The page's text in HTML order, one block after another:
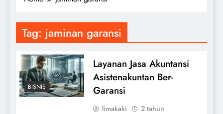
Tag: jaminan garansi
BISNIS
Layanan Jasa Akuntansi
Asistenakuntan Ber-
Garansi
limakaki
2 tahun